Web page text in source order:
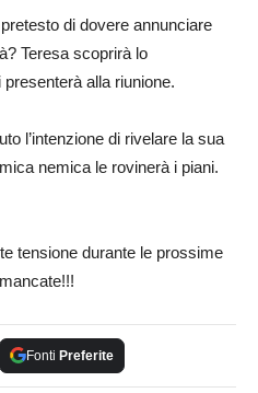
di dovere annunciare
Teresa scoprirà lo
alla riunione.
l’intenzione di rivelare la sua
nemica le rovinerà i piani.
tensione durante le prossime
Fonti Preferite